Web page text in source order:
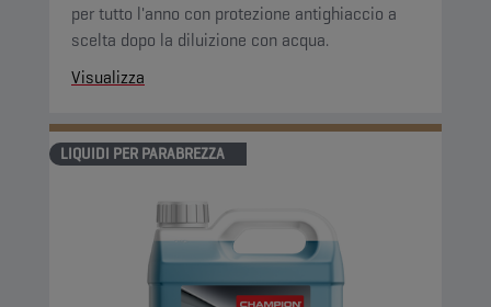
per tutto l'anno con protezione antighiaccio a
scelta dopo la diluizione con acqua.
Visualizza
LIQUIDI PER PARABREZZA